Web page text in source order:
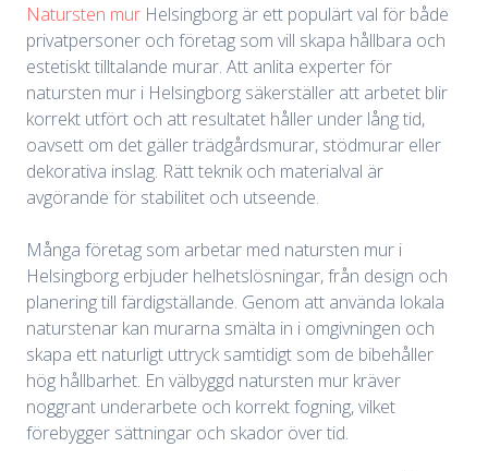
Natursten mur Helsingborg är ett populärt val för både
privatpersoner och företag som vill skapa hållbara och
estetiskt tilltalande murar. Att anlita experter för
natursten mur i Helsingborg säkerställer att arbetet blir
korrekt utfört och att resultatet håller under lång tid,
oavsett om det gäller trädgårdsmurar, stödmurar eller
dekorativa inslag. Rätt teknik och materialval är
avgörande för stabilitet och utseende.
Många företag som arbetar med natursten mur i
Helsingborg erbjuder helhetslösningar, från design och
planering till färdigställande. Genom att använda lokala
naturstenar kan murarna smälta in i omgivningen och
skapa ett naturligt uttryck samtidigt som de bibehåller
hög hållbarhet. En välbyggd natursten mur kräver
noggrant underarbete och korrekt fogning, vilket
förebygger sättningar och skador över tid.